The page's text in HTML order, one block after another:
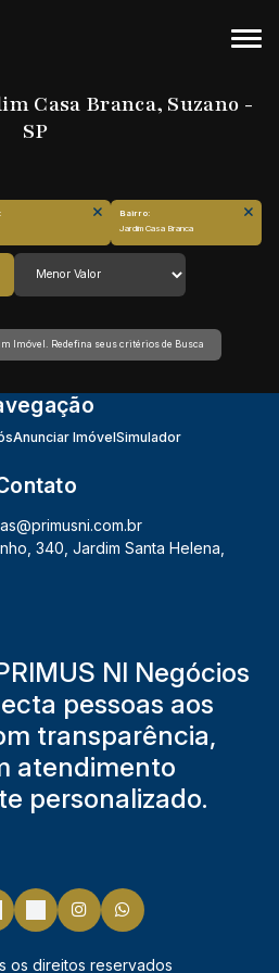
Casa Branca, Suzano -
SP
Jardim Casa Branca
Imóvel. Redefina seus critérios de Busca
Anunciar ImóvelSimulador
340 Jardim Santa Helena
NI Negócios
pessoas aos
transparência,
atendimento
personalizado.
os direitos reservados